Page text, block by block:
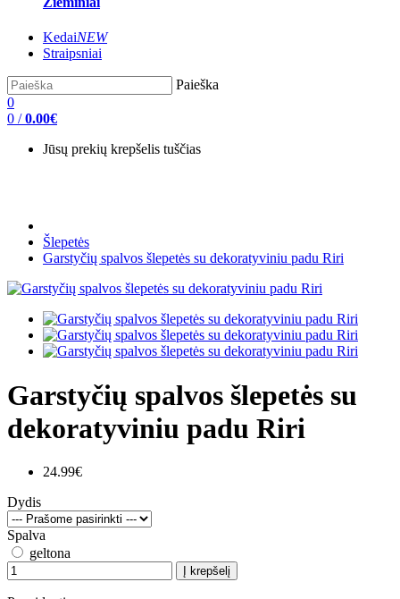
KedaiNEW
Straipsniai
Paieška
0
0 / 0.00€
Jūsų prekių krepšelis tuščias
Šlepetės
Garstyčių spalvos šlepetės su dekoratyviniu padu Riri
Garstyčių spalvos šlepetės su
dekoratyviniu padu Riri
24.99€
Dydis
Spalva
geltona
Į krepšelį